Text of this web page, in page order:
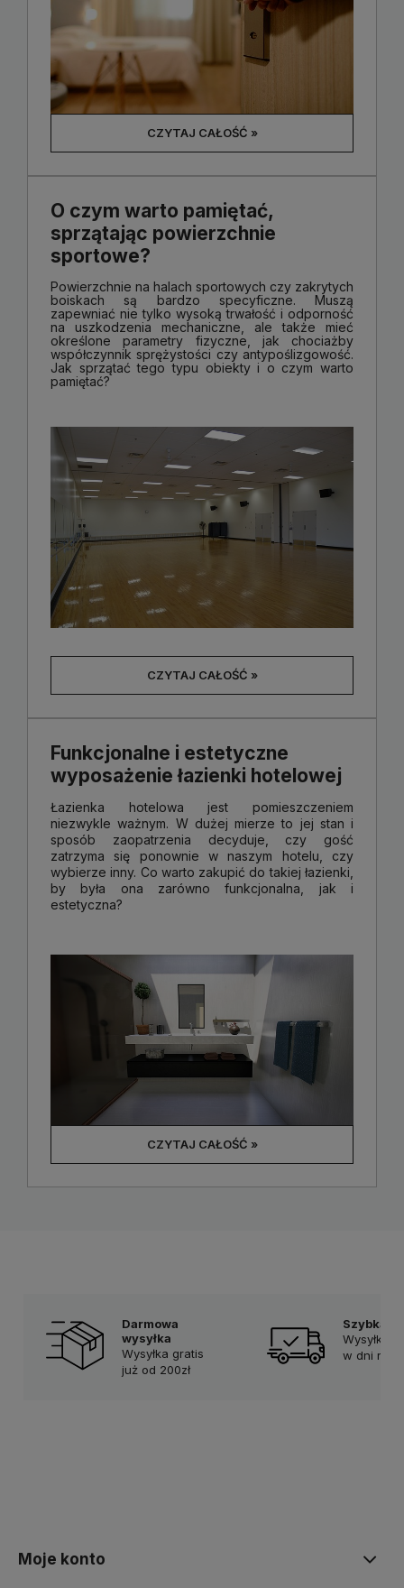
CZYTAJ CAŁOŚĆ »
O czym warto pamiętać,
sprzątając powierzchnie
sportowe?
Powierzchnie na halach sportowych czy zakrytych
boiskach są bardzo specyficzne. Muszą
zapewniać nie tylko wysoką trwałość i odporność
na uszkodzenia mechaniczne, ale także mieć
określone parametry fizyczne, jak chociażby
współczynnik sprężystości czy antypoślizgowość.
Jak sprzątać tego typu obiekty i o czym warto
pamiętać?
CZYTAJ CAŁOŚĆ »
Funkcjonalne i estetyczne
wyposażenie łazienki hotelowej
Łazienka hotelowa jest pomieszczeniem
niezwykle ważnym. W dużej mierze to jej stan i
sposób zaopatrzenia decyduje, czy gość
zatrzyma się ponownie w naszym hotelu, czy
wybierze inny. Co warto zakupić do takiej łazienki,
by była ona zarówno funkcjonalna, jak i
estetyczna?
CZYTAJ CAŁOŚĆ »
Darmowa
wysyłka
Wysyłka gratis
już od 200zł
Szybka
Wysyłka
w dni
Moje konto